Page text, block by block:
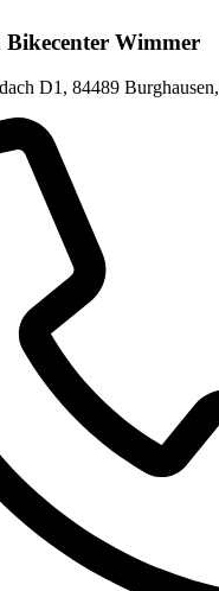
Wimmer
D1, 84489 Burghausen,